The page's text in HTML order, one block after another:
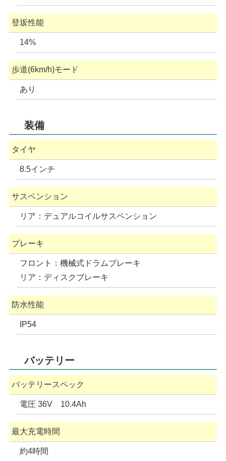
登坂性能
14%
歩道(6km/h)モード
あり
装備
タイヤ
8.5インチ
サスペンション
リア：デュアルコイルサスペンション
ブレーキ
フロント：機械式ドラムブレーキ
リア：ディスクブレーキ
防水性能
IP54
バッテリー
バッテリースペック
電圧 36V 10.4Ah
最大充電時間
約4時間